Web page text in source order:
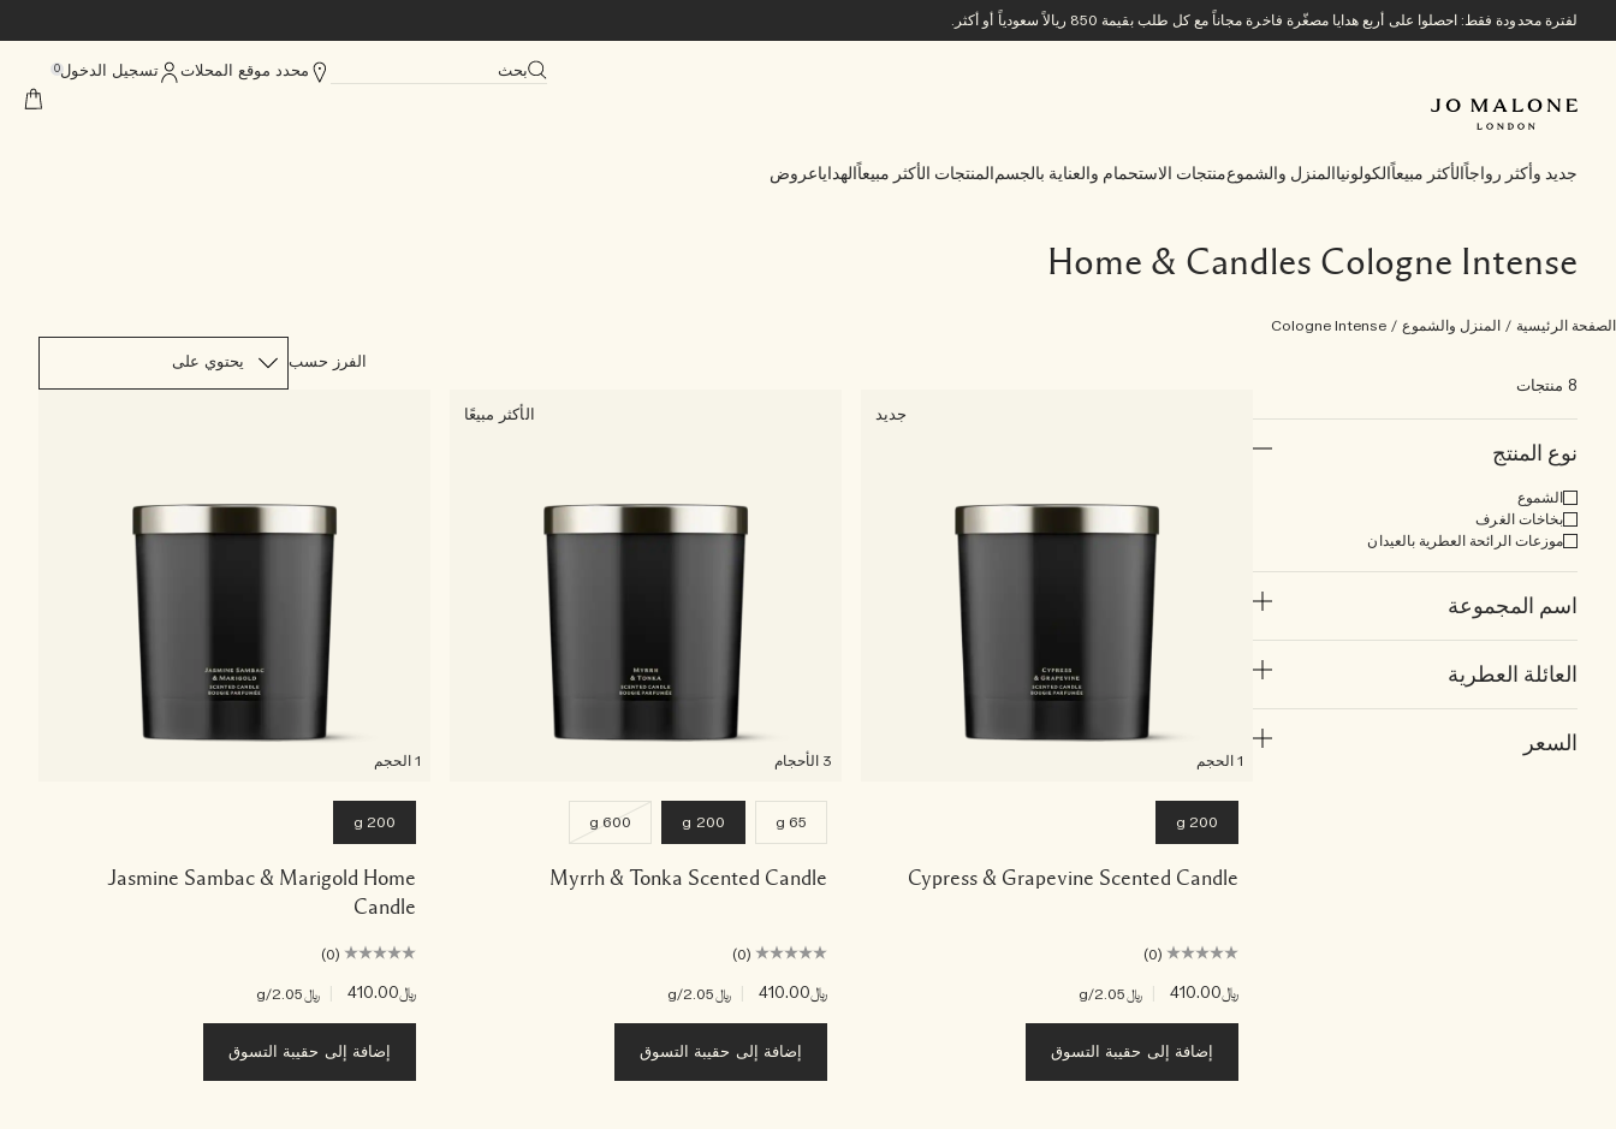
لفترة محدودة فقط: احصلوا على أربع هدايا مصغّرة فاخرة مجاناً مع كل طلب بقيمة 850 ريالاً سعودياً أو أكثر.
بحث محدد موقع المحلات تسجيل الدخول0
جديد وأكثر رواجاً الأكثر مبيعاً الكولونيا المنزل والشموعمنتجات الاستحمام والعناية بالجسم المنتجات الأكثر مبيعاً الهداياعروض
Home & Candles Cologne Intense
الصفحة الرئيسية / المنزل والشموع /
Cologne Intense
8 منتجات
نوع المنتج
الشموع
بخاخات الغرف
موزعات الرائحة العطرية بالعيدان
اسم المجموعة
العائلة العطرية
السعر
الفرز حسب
جديد
1 الحجم
200 g
Cypress & Grapevine Scented Candle
(0)
﷼410.00 ﷼2.05 /g
إضافة إلى حقيبة التسوق
الأكثر مبيعًا
3 الأحجام
65 g
200 g
600 g
Myrrh & Tonka Scented Candle
(0)
﷼410.00 ﷼2.05 /g
إضافة إلى حقيبة التسوق
1 الحجم
200 g
Jasmine Sambac & Marigold Home
Candle
(0)
﷼410.00 ﷼2.05 /g
إضافة إلى حقيبة التسوق